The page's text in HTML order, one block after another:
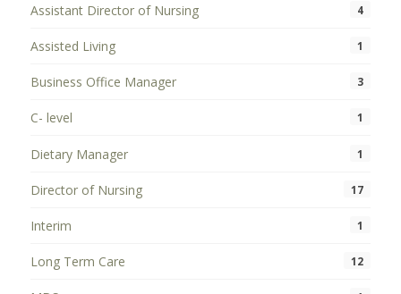
Assistant Director of Nursing 4
Assisted Living 1
Business Office Manager 3
C- level 1
Dietary Manager 1
Director of Nursing 17
Interim 1
Long Term Care 12